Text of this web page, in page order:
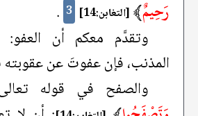
رَحِيمٌ﴾ [التغابن:14] 3
.
وتقدَّم معكم أن
المذنب، فإن عفوتَ عن عقوبته
والصفح في قوله